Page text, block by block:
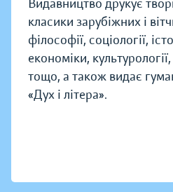
Видавництво друкує
класики зарубіжних і
філософії, соціології,
економіки,
тощо, а також видає
«Дух і літера».